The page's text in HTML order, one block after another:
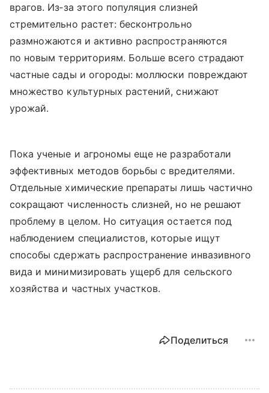
врагов. Из‑за этого популяция слизней
стремительно растет: бесконтрольно
размножаются и активно распространяются
по новым территориям. Больше всего страдают
частные сады и огороды: моллюски повреждают
множество культурных растений, снижают
урожай.
Пока ученые и агрономы еще не разработали
эффективных методов борьбы с вредителями.
Отдельные химические препараты лишь частично
сокращают численность слизней, но не решают
проблему в целом. Но ситуация остается под
наблюдением специалистов, которые ищут
способы сдержать распространение инвазивного
вида и минимизировать ущерб для сельского
хозяйства и частных участков.
Поделиться